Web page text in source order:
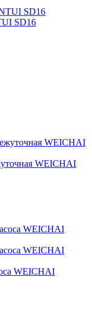
SD16
WEICHAI
WEICHAI